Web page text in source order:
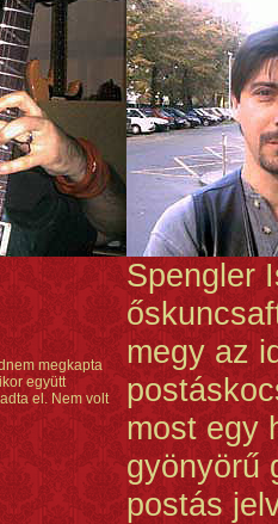
megkapta
együtt
el. Nem volt
Spengler
megy az
most egy
gyönyörű
postás